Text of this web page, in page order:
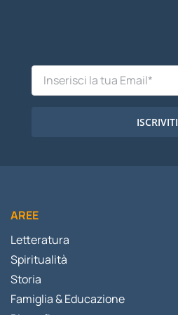
ISCRIVITI
AREE
Letteratura
Spiritualità
Storia
Famiglia & Educazione